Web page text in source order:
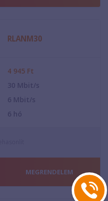
RLANM30
4 945 Ft
30 Mbit/s
6 Mbit/s
6 hó
MEGRENDELEM